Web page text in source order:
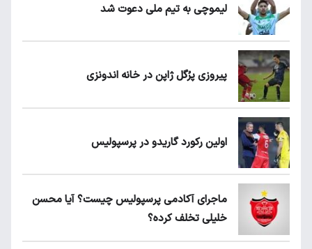
لیموچی به تیم ملی دعوت شد
پیروزی پرُگل ژاپن در خانه اندونزی
اولین رکورد گاریدو در پرسپولیس
ماجرای آکادمی پرسپولیس چیست؟ آیا محسن
خلیلی تخلف کرده؟